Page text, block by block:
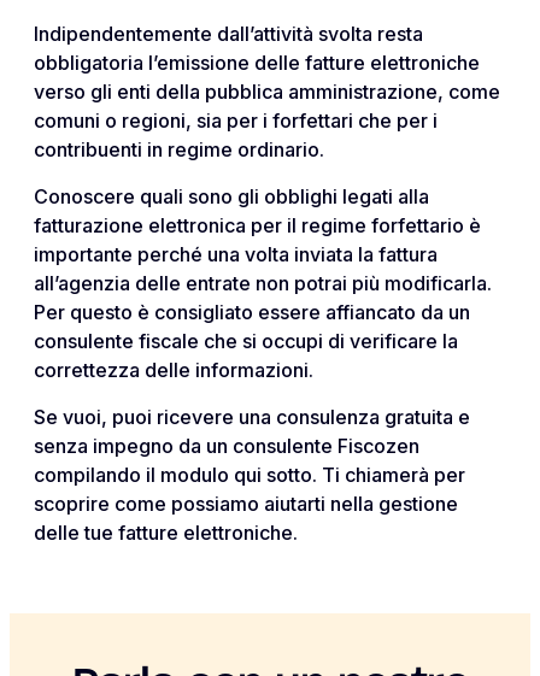
Indipendentemente dall’attività svolta resta
obbligatoria l’emissione delle fatture elettroniche
verso gli enti della pubblica amministrazione, come
comuni o regioni, sia per i forfettari che per i
contribuenti in regime ordinario.
Conoscere quali sono gli obblighi legati alla
fatturazione elettronica per il regime forfettario è
importante perché una volta inviata la fattura
all’agenzia delle entrate non potrai più modificarla.
Per questo è consigliato essere affiancato da un
consulente fiscale che si occupi di verificare la
correttezza delle informazioni.
Se vuoi, puoi ricevere una consulenza gratuita e
senza impegno da un consulente Fiscozen
compilando il modulo qui sotto. Ti chiamerà per
scoprire come possiamo aiutarti nella gestione
delle tue fatture elettroniche.